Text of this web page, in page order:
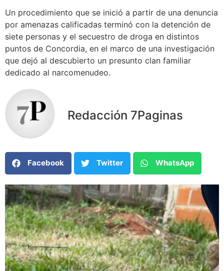
Un procedimiento que se inició a partir de una denuncia
por amenazas calificadas terminó con la detención de
siete personas y el secuestro de droga en distintos
puntos de Concordia, en el marco de una investigación
que dejó al descubierto un presunto clan familiar
dedicado al narcomenudeo.
Redacción 7Paginas
Facebook Twitter WhatsApp